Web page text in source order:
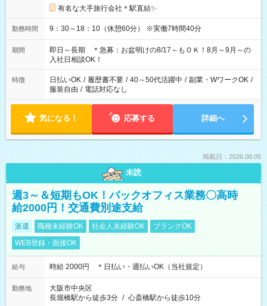
有名な大手旅行会社＊駅直結✨
勤務時間 9：30～18：10（休憩60分） ※実働7時間40分
期間
即日～長期 ＊急募：お盆明けの8/17～もＯＫ！8月～9月～の
入社日相談OK！
特徴 日払いOK / 履歴書不要 / 40～50代活躍中 / 副業・WワークOK /
服装自由 / 電話対応なし
気になる！ 応募する 詳細へ
掲載日：2026.08.05
未読
週3～＆短期もOK！バックオフィス業務〇高時
給2000円！交通費別途支給
派遣 職種未経験OK 社会人未経験OK
ブランクOK
WEB登録・面接OK
給与 時給 2000円 ＊日払い・週払いOK（当社規定）
勤務地
大阪市中央区
長堀橋駅から徒歩3分 / 心斎橋駅から徒歩10分